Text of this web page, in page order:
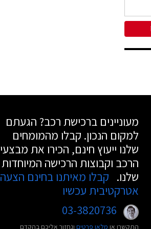
מעוניינים ברכישת רכב? הגעתם
למקום הנכון. קבלו מהמומחים
שלנו ייעוץ חינם, הכירו את מבצעי
הרכב וקבוצות הרכישה המיוחדות
שלנו. קבלו מאיתנו בחינם הצעה
אטרקטיבית עכשיו
03-3820736
התקשרו או מלאו פרטים ונחזור אליכם בהקדם